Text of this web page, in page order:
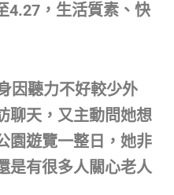
4.27，生活質素、快
因聽力不好較少外
聊天，又主動問她想
園遊覽一整日，她非
是有很多人關心老人